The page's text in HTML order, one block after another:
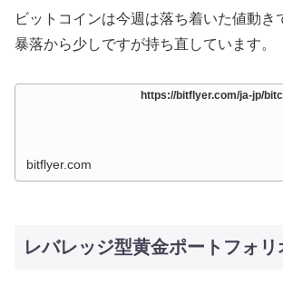
ビットコインは今週は落ち着いた値動き
暴落から少しですが持ち直しています。
https://bitflyer.com/ja-jp/
bitflyer.com
レバレッジ型黄金ポートフォリ